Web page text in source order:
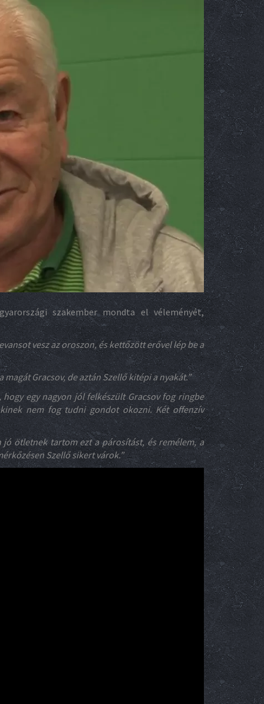
szakember mondta el véleményét,
vesz az oroszon, és kettőzött erővel lép be a
Gracsov, de aztán Szellő kitépi a nyakát.”
hogy egy nagyon jól felkészült Gracsov fog ringbe
nem fog tudni gondot okozni. Két offenzív
jó ötletnek tartom ezt a párosítást, és remélem, a
Szellő sikert várok.”